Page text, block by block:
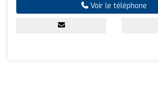
Voir le téléphone